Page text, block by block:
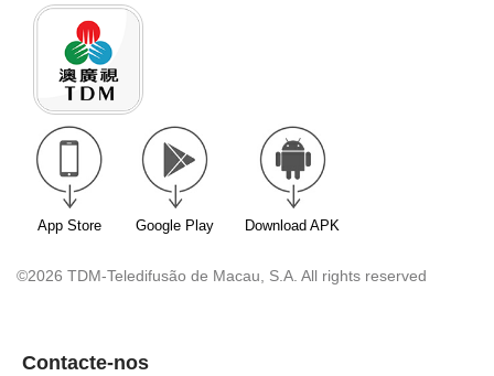
App Store Google Play Download APK
©2026 TDM-Teledifusão de Macau, S.A. All rights reserved
Contacte-nos